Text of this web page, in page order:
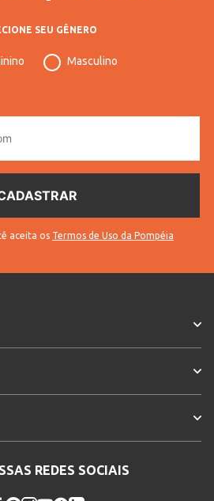
Adulto
Curta
SEU GÊNERO
Masculino
aceita os Termos de Uso da Pompéia
REDES SOCIAIS